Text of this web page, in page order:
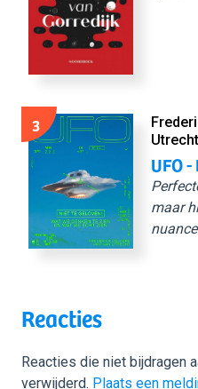
3
Utrecht
UFO
maar
Reacties
Reacties die niet bijdragen
verwijderd. Plaats een